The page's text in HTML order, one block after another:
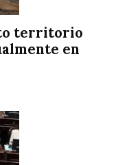
territorio
en